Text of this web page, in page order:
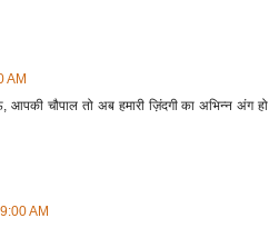
AM
चौपाल तो अब हमारी ज़िंदगी का अभिन्न अंग हो
AM